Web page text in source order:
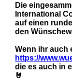
Die
International
auf einen
den
Wenn ihr auch
https://
die es auch in
🤘